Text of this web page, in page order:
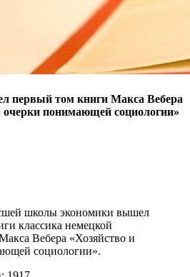
первый том книги Макса Вебера
очерки понимающей социологии»
школы экономики вышел
классика немецкой
Вебера «Хозяйство и
социологии».